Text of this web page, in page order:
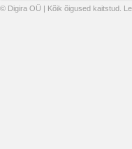
© Digira OÜ | Kõik õigused kaitstud.